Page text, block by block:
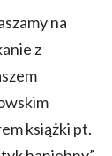
na
z
książki pt.